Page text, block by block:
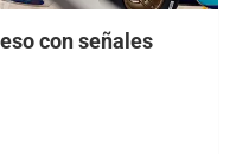
con señales